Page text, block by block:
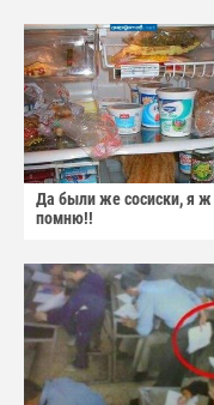
Да были же сосиски, я ж
помню!!